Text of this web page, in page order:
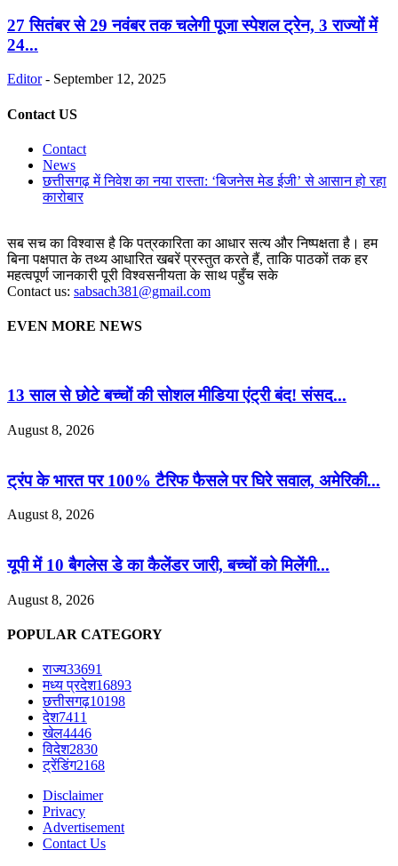
27 सितंबर से 29 नवंबर तक चलेगी पूजा स्पेशल ट्रेन, 3 राज्यों में
24...
Editor - September 12, 2025
Contact US
Contact
News
छत्तीसगढ़ में निवेश का नया रास्ता: ‘बिजनेस मेड ईजी’ से आसान हो रहा
कारोबार
सब सच का विश्वास है कि पत्रकारिता का आधार सत्य और निष्पक्षता है। हम
बिना पक्षपात के तथ्य आधारित खबरें प्रस्तुत करते हैं, ताकि पाठकों तक हर
महत्वपूर्ण जानकारी पूरी विश्वसनीयता के साथ पहुँच सके
Contact us: sabsach381@gmail.com
EVEN MORE NEWS
13 साल से छोटे बच्चों की सोशल मीडिया एंट्री बंद! संसद...
August 8, 2026
ट्रंप के भारत पर 100% टैरिफ फैसले पर घिरे सवाल, अमेरिकी...
August 8, 2026
यूपी में 10 बैगलेस डे का कैलेंडर जारी, बच्चों को मिलेंगी...
August 8, 2026
POPULAR CATEGORY
राज्य33691
मध्य प्रदेश16893
छत्तीसगढ़10198
देश7411
खेल4446
विदेश2830
ट्रेंडिंग2168
Disclaimer
Privacy
Advertisement
Contact Us